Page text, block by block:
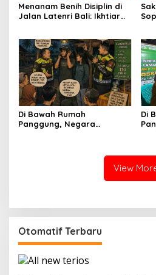
Menanam Benih Disiplin di
Jalan Latenri Bali: Ikhtiar
Di Bawah Rumah
Panggung, Negara
Di
View
Otomatif Terbaru